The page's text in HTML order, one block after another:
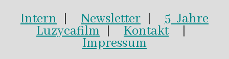
Intern | Newsletter | 5 Jahre
Luzycafilm | Kontakt|
Impressum